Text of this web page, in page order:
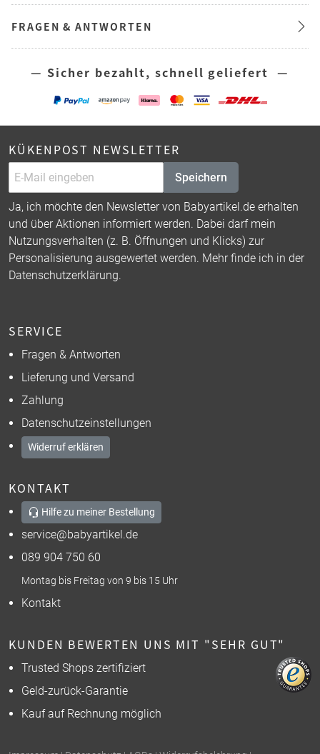
FRAGEN & ANTWORTEN
— Sicher bezahlt, schnell geliefert —
KÜKENPOST NEWSLETTER
Speichern
Ja, ich möchte den Newsletter von Babyartikel.de erhalten
und über Aktionen informiert werden. Dabei darf mein
Nutzungsverhalten (z. B. Öffnungen und Klicks) zur
Personalisierung ausgewertet werden. Mehr finde ich in der
Datenschutzerklärung.
SERVICE
Fragen & Antworten
Lieferung und Versand
Zahlung
Datenschutzeinstellungen
Widerruf erklären
KONTAKT
Hilfe zu meiner Bestellung
service@babyartikel.de
089 904 750 60
Montag bis Freitag von 9 bis 15 Uhr
Kontakt
KUNDEN BEWERTEN UNS MIT "SEHR GUT"
Trusted Shops zertifiziert
Geld-zurück-Garantie
Kauf auf Rechnung möglich